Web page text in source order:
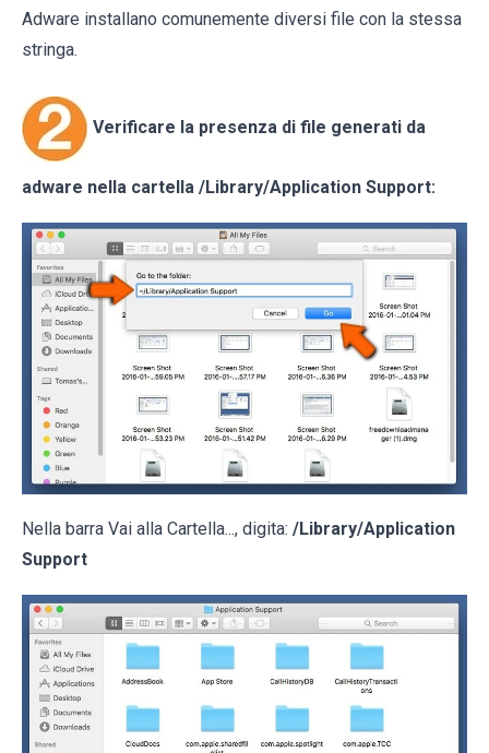
Adware installano comunemente diversi file con la stessa
stringa.
Verificare la presenza di file generati da
adware nella cartella /Library/Application Support:
Nella barra Vai alla Cartella..., digita: /Library/Application
Support